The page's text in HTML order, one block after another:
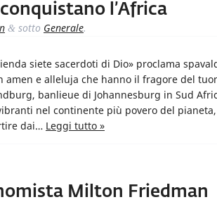
l’Africa
& sotto Generale.
siete sacerdoti di Dio» proclama
amen e alleluja che hanno il fragore del
banlieue di Johannesburg in Sud
nel continente più povero del
dai… Leggi tutto »
Milton Friedman